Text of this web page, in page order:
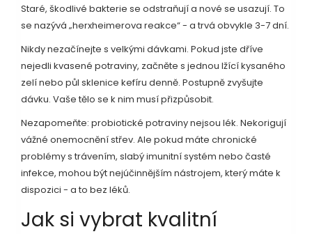
Staré, škodlivé bakterie se odstraňují a nové se usazují. To
se nazývá „herxheimerova reakce“ - a trvá obvykle 3-7 dní.
Nikdy nezačínejte s velkými dávkami. Pokud jste dříve
nejedli kvasené potraviny, začněte s jednou lžící kysaného
zelí nebo půl sklenice kefíru denně. Postupně zvyšujte
dávku. Vaše tělo se k nim musí přizpůsobit.
Nezapomeňte: probiotické potraviny nejsou lék. Nekorigují
vážné onemocnění střev. Ale pokud máte chronické
problémy s trávením, slabý imunitní systém nebo časté
infekce, mohou být nejúčinnějším nástrojem, který máte k
dispozici - a to bez léků.
Jak si vybrat kvalitní